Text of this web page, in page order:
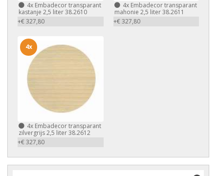
4x Embadecor transparant
kastanje 2,5 liter 38.2610
+€ 327,80
4xEmbadecor transparant
mahonie 2,5 liter 38.2611
+€ 327,80
4x Embadecor transparant
zilvergrijs 2,5 liter 38.2612
+€ 327,80
4x